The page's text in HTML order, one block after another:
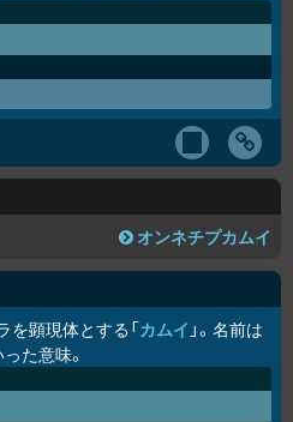
オンネチプカムイ
を顕現体とする「カムイ 」。名前は
た意味。